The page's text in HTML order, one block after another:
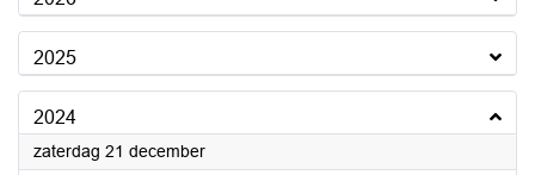
2025
2024
zaterdag 21 december2024